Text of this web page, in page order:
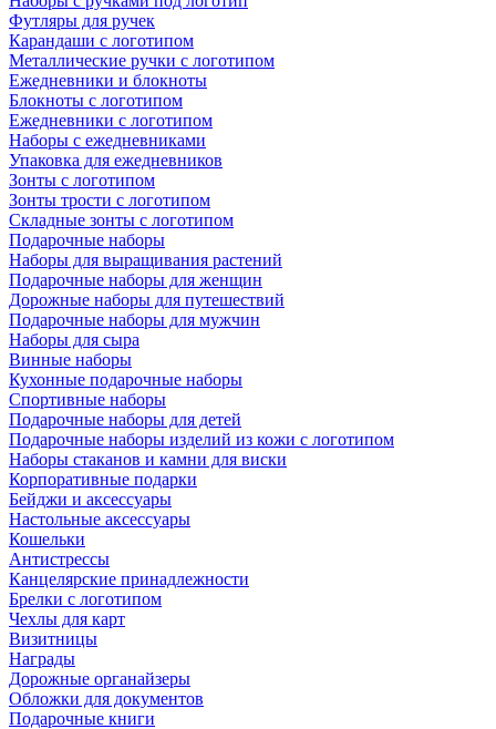
Футляры для ручек
Карандаши с логотипом
Металлические ручки с логотипом
Ежедневники и блокноты
Блокноты с логотипом
Ежедневники с логотипом
Наборы с ежедневниками
Упаковка для ежедневников
Зонты с логотипом
Зонты трости с логотипом
Складные зонты с логотипом
Подарочные наборы
Наборы для выращивания растений
Подарочные наборы для женщин
Дорожные наборы для путешествий
Подарочные наборы для мужчин
Наборы для сыра
Винные наборы
Кухонные подарочные наборы
Спортивные наборы
Подарочные наборы для детей
Подарочные наборы изделий из кожи с логотипом
Наборы стаканов и камни для виски
Корпоративные подарки
Бейджи и аксессуары
Настольные аксессуары
Кошельки
Антистрессы
Канцелярские принадлежности
Брелки с логотипом
Чехлы для карт
Визитницы
Награды
Дорожные органайзеры
Обложки для документов
Подарочные книги